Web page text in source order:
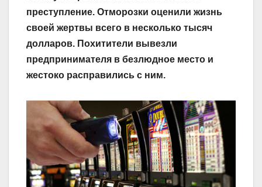
преступление. Отморозки оценили жизнь
своей жертвы всего в несколько тысяч
долларов. Похитители вывезли
предпринимателя в безлюдное место и
жестоко расправились с ним.